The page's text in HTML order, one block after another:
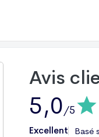
Avis
5,0/5
Excellent Basé